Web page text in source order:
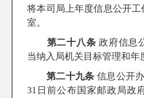
将本司局上年度信息公开
室。
第二十八条 政府信息
当纳入局机关目标管理和年
第二十九条 信息公开
31日前公布国家邮政局政